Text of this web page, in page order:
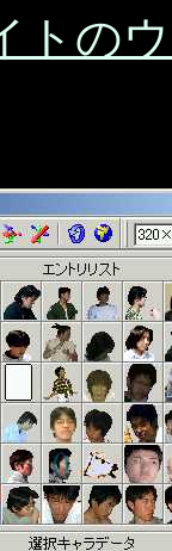
トの